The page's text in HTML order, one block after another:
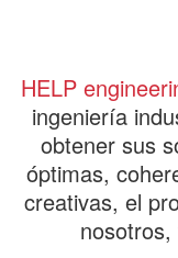
HELP
ingeniería
obtener sus
óptimas,
creativas, el